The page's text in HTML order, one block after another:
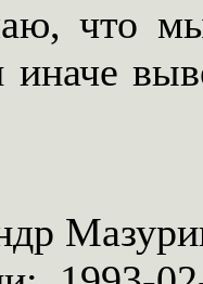
что
иначе